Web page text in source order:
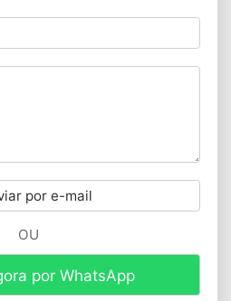
por e-mail
OU
por WhatsApp